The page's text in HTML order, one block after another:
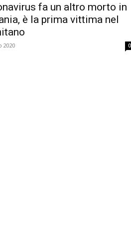
fa un altro morto in
è la prima vittima nel
2020 0